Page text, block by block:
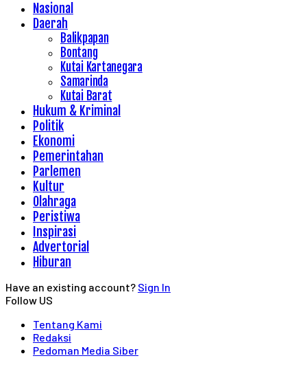
Nasional
Daerah
Balikpapan
Bontang
Kutai Kartanegara
Samarinda
Kutai Barat
Hukum & Kriminal
Politik
Ekonomi
Pemerintahan
Parlemen
Kultur
Olahraga
Peristiwa
Inspirasi
Advertorial
Hiburan
Have an existing account? Sign In
Follow US
Tentang Kami
Redaksi
Pedoman Media Siber